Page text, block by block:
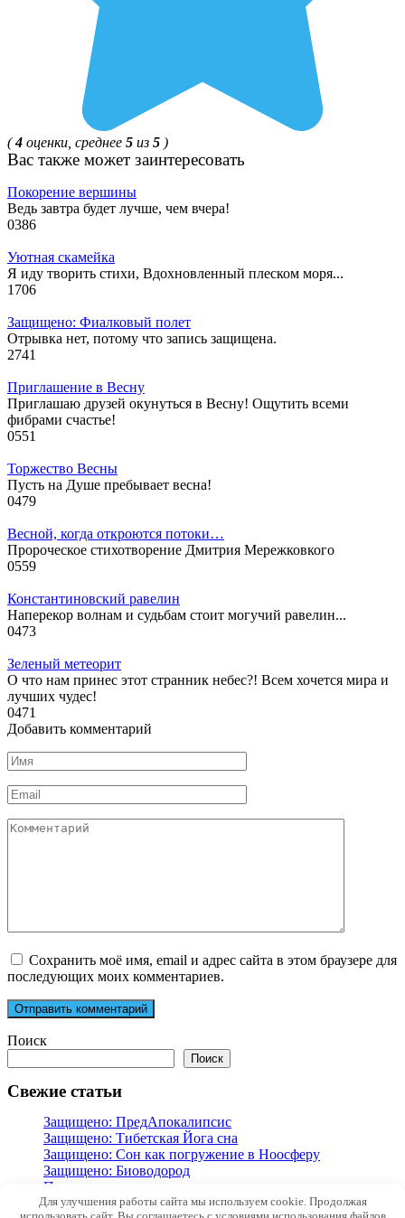
(4 оценки, среднее 5 из 5 )
Ваc также может заинтересовать
Покорение вершины
Ведь завтра будет лучше, чем вчера!
0386
Уютная скамейка
Я иду творить стихи, Вдохновленный плеском моря...
1 706
Защищено: Фиалковый полет
Отрывка нет, потому что запись защищена.
2741
Приглашение в Весну
Приглашаю друзей окунуться в Весну! Ощутить всеми
фибрами счастье!
0551
Торжество Весны
Пусть на Душе пребывает весна!
0479
Весной, когда откроются потоки…
Пророческое стихотворение Дмитрия Мережковкого
0559
Константиновский равелин
Наперекор волнам и судьбам стоит могучий равелин...
0473
Зеленый метеорит
О что нам принес этот странник небес?! Всем хочется мира и
лучших чудес!
0471
Добавить комментарий
Имя
*
Email
*
Комментарий
Сохранить моё имя, email и адрес сайта в этом браузере для
последующих моих комментариев.
Поиск
Поиск
Свежие статьи
Защищено: ПредАпокалипсис
Защищено: Тибетская Йога сна
Защищено: Сон как погружение в Ноосферу
Защищено: Биоводород
Покорение вершины
Для улучшения работы сайта мы используем cookie. Продолжая